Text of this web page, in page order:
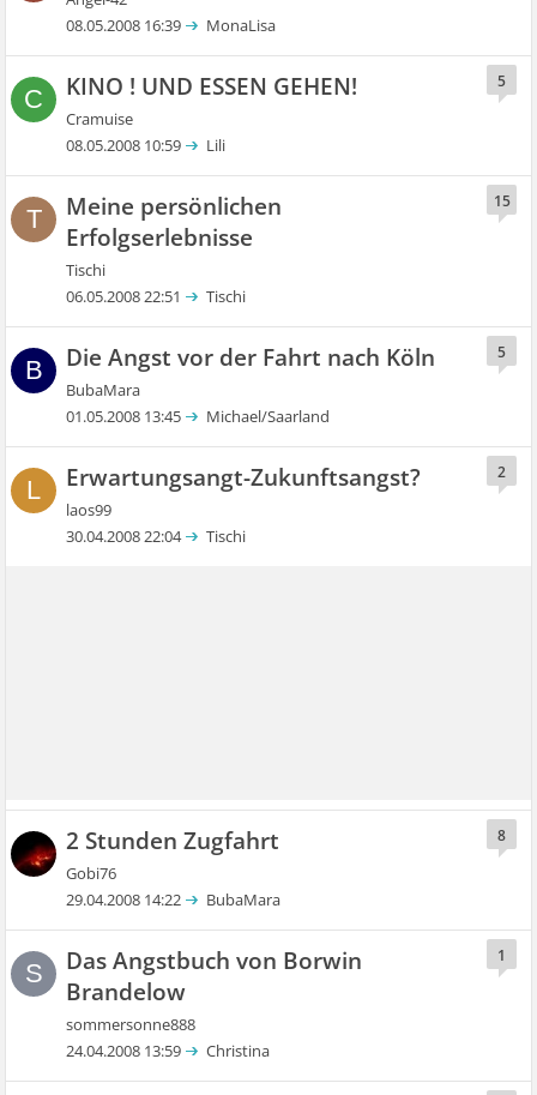
08.05.2008 16:39 MonaLisa
C KINO ! UND ESSEN GEHEN!
Cramuise
5
08.05.2008 10:59 Lili
T
Meine persönlichen
Erfolgserlebnisse
Tischi
15
06.05.2008 22:51 Tischi
B Die Angst vor der Fahrt nach Köln
BubaMara
5
01.05.2008 13:45 Michael/Saarland
L Erwartungsangt-Zukunftsangst?
laos99
2
30.04.2008 22:04 Tischi
2 Stunden Zugfahrt
Gobi76
8
29.04.2008 14:22 BubaMara
S
Das Angstbuch von Borwin
Brandelow
sommersonne888
1
24.04.2008 13:59 Christina